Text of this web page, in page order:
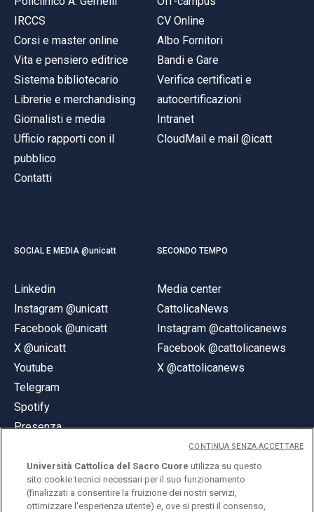
IRCCS
Corsi e master online
Vita e pensiero editrice
Sistema bibliotecario
Librerie e merchandising
Giornalisti e media
Ufficio rapporti con il
pubblico
Contatti
CV Online
Albo Fornitori
Bandi e Gare
Verifica certificati e
autocertificazioni
Intranet
CloudMail e mail @icatt
SOCIAL E MEDIA @unicatt
Linkedin
Instagram @unicatt
Facebook @unicatt
X @unicatt
Youtube
Telegram
Spotify
Presenza
SECONDO TEMPO
Media center
CattolicaNews
Instagram @cattolicanews
Facebook @cattolicanews
X @cattolicanews
Università Cattolica del Sacro Cuore utilizza su questo
sito cookie tecnici necessari per il suo funzionamento
(finalizzati a consentire la fruizione dei nostri servizi,
ottimizzare l'esperienza utente) e, ove si presti il consenso,
CONTINUA SENZA ACCETTARE